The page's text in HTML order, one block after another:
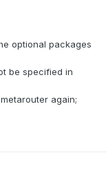
optional packages
be specified in
again;